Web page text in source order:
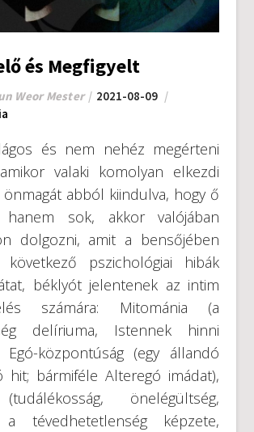
és Megfigyelt
Weor Mester
2021-08-09
és nem nehéz megérteni
valaki komolyan elkezdi
önmagát abból kiindulva, hogy ő
sok, akkor valójában
dolgozni, amit a bensőjében
pszichológiai hibák
béklyót jelentenek az intim
számára: Mitománia (a
delíriuma, Istennek hinni
Egó-központúság (egy állandó
hit; bármiféle Alteregó imádat),
önelégültség,
a tévedhetetlenség képzete,